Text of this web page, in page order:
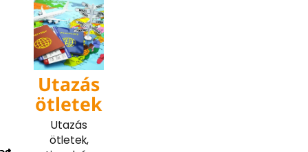
content
Utazás
ötletek
Utazás
ötletek,